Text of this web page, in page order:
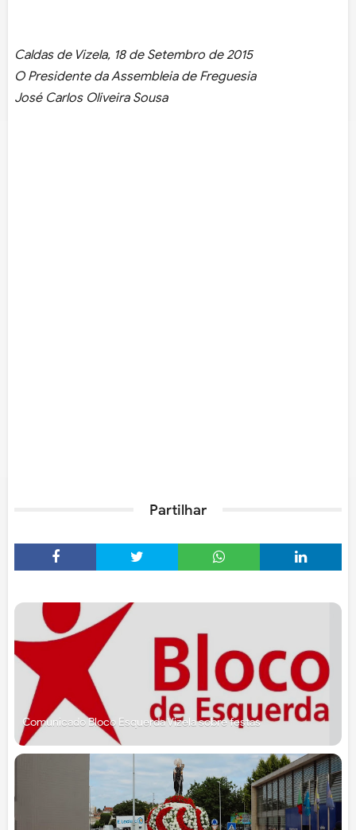
Caldas de Vizela, 18 de Setembro de 2015
O Presidente da Assembleia de Freguesia
José Carlos Oliveira Sousa
Partilhar
Comunicado Bloco Esquerda Vizela sobre festas